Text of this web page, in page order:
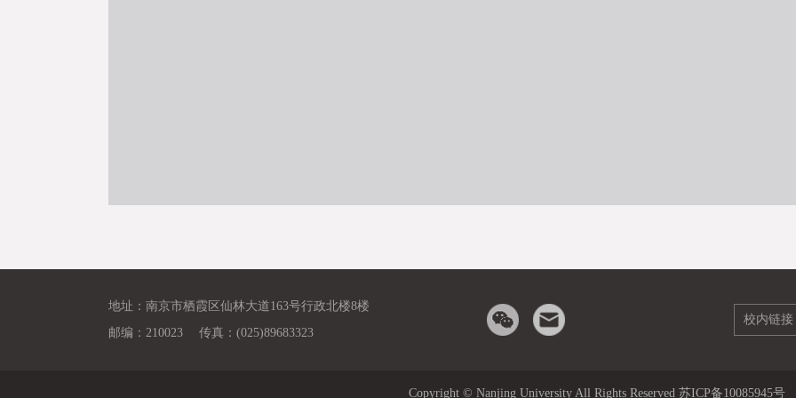
地址：南京市栖霞区仙林大道163号行政北楼8楼
邮编：210023 传真：(025)89683323
校内链接
Copyright © Nanjing University All Rights Reserved 苏ICP备10085945号